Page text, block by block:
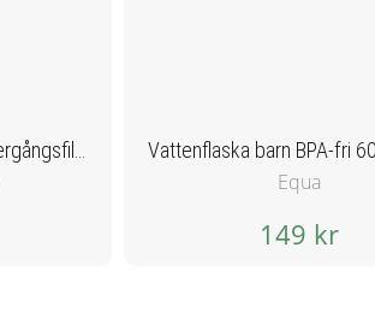
Equa
149 kr